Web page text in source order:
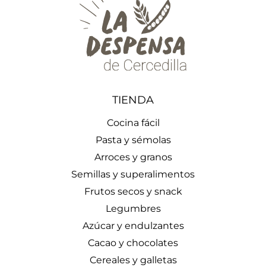
TIENDA
Cocina fácil
Pasta y sémolas
Arroces y granos
Semillas y superalimentos
Frutos secos y snack
Legumbres
Azúcar y endulzantes
Cacao y chocolates
Cereales y galletas